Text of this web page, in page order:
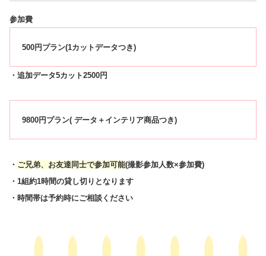
参加費
500円プラン(1カットデータつき)
・追加データ5カット2500円
9800円プラン( データ＋インテリア商品つき)
・ ご兄弟、お友達同士で参加可能(撮影参加人数×参加費)
・1組約1時間の貸し切りとなります
・時間帯は予約時にご相談ください